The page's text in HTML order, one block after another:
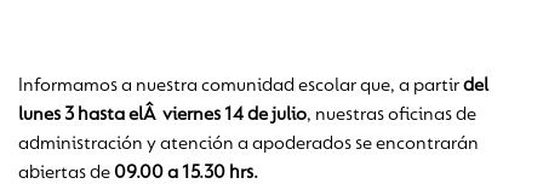
Informamos a nuestra comunidad escolar que, a partirdel
lunes 3 hasta elÂ viernes 14 de julio, nuestras oficinas de
administración y atención a apoderados se encontrarán
abiertas de09.00 a 15.30 hrs.